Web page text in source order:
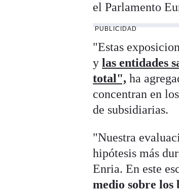
el Parlamento
PUBLICIDAD
"Estas
ylas entidades
total", ha
concentran en
de subsidiarias.
"Nuestra
hipótesis más
Enria. En este
medio sobre los